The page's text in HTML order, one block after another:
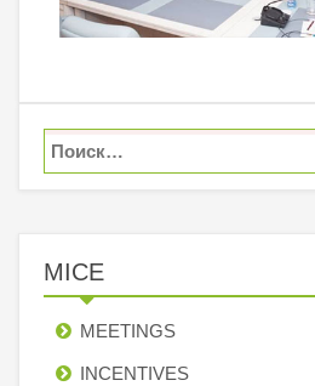
MICE
MEETINGS
INCENTIVES